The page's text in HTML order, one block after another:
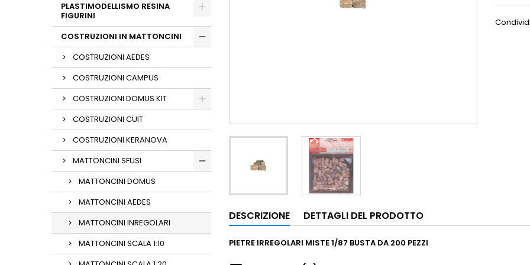
PLASTIMODELLISMO RESINA
FIGURINI
COSTRUZIONI IN MATTONCINI
COSTRUZIONI AEDES
COSTRUZIONI CAMPUS
COSTRUZIONI DOMUS KIT
COSTRUZIONI CUIT
COSTRUZIONI KERANOVA
MATTONCINI SFUSI
MATTONCINI DOMUS
MATTONCINI AEDES
MATTONCINI INREGOLARI
MATTONCINI SCALA 1:10
DESCRIZIONE DETTAGLI DEL PRODOTTO
PIETRE IRREGOLARI MISTE 1/87 BUSTA DA 200 PEZZI